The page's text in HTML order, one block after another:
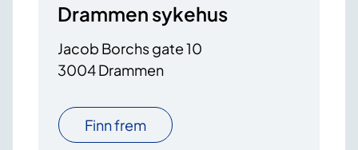
Drammen sykehus
Jacob Borchs gate 10
3004 Drammen
Finn frem